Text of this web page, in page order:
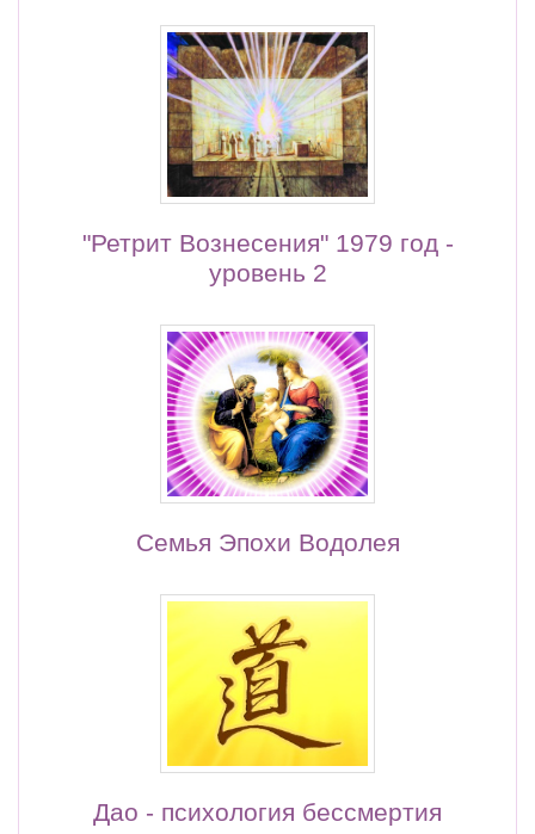
"Ретрит Вознесения" 1979 год -
уровень 2
Семья Эпохи Водолея
Дао - психология бессмертия